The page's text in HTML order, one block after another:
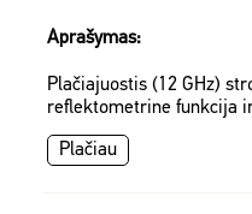
Aprašymas:
Plačiajuostis (12 GHz)
reflektometrine funkcija
Plačiau